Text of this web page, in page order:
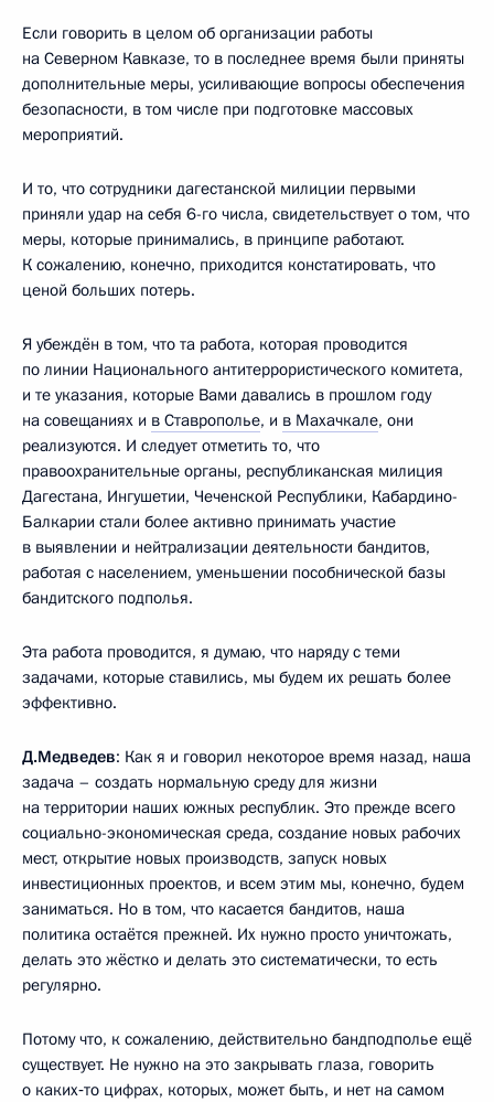
Если говорить в целом об организации работы
на Северном Кавказе, то в последнее время были приняты
дополнительные меры, усиливающие вопросы обеспечения
безопасности, в том числе при подготовке массовых
мероприятий.
И то, что сотрудники дагестанской милиции первыми
приняли удар на себя 6-го числа, свидетельствует о том, что
меры, которые принимались, в принципе работают.
К сожалению, конечно, приходится констатировать, что
ценой больших потерь.
Я убеждён в том, что та работа, которая проводится
по линии Национального антитеррористического комитета,
и те указания, которые Вами давались в прошлом году
на совещаниях и в Ставрополье, и в Махачкале, они
реализуются. И следует отметить то, что
правоохранительные органы, республиканская милиция
Дагестана, Ингушетии, Чеченской Республики, Кабардино-
Балкарии стали более активно принимать участие
в выявлении и нейтрализации деятельности бандитов,
работая с населением, уменьшении пособнической базы
бандитского подполья.
Эта работа проводится, я думаю, что наряду с теми
задачами, которые ставились, мы будем их решать более
эффективно.
Д.Медведев: Как я и говорил некоторое время назад, наша
задача – создать нормальную среду для жизни
на территории наших южных республик. Это прежде всего
социально-экономическая среда, создание новых рабочих
мест, открытие новых производств, запуск новых
инвестиционных проектов, и всем этим мы, конечно, будем
заниматься. Но в том, что касается бандитов, наша
политика остаётся прежней. Их нужно просто уничтожать,
делать это жёстко и делать это систематически, то есть
регулярно.
Потому что, к сожалению, действительно бандподполье ещё
существует. Не нужно на это закрывать глаза, говорить
о каких‑то цифрах, которых, может быть, и нет на самом